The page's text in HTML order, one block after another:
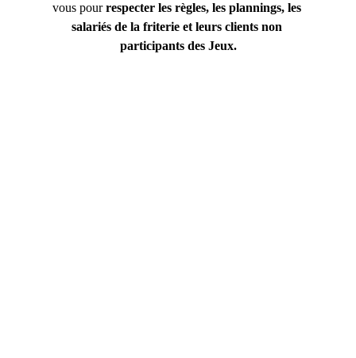
vous pour respecter les règles, les plannings, les
salariés de la friterie et leurs clients non
participants des Jeux.